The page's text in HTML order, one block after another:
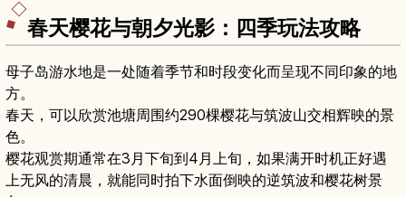
春天樱花与朝夕光影：四季玩法攻略
母子岛游水地是一处随着季节和时段变化而呈现不同印象的地
方。
春天，可以欣赏池塘周围约290棵樱花与筑波山交相辉映的景
色。
樱花观赏期通常在3月下旬到4月上旬，如果满开时机正好遇
上无风的清晨，就能同时拍下水面倒映的逆筑波和樱花树景